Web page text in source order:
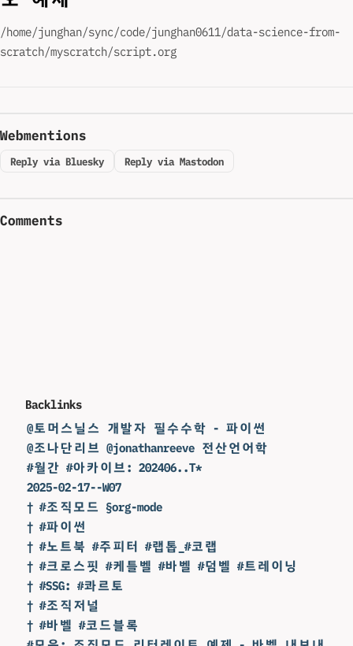
/home/junghan/sync/code/junghan0611/data-science-from-
scratch/myscratch/script.org
Webmentions
Reply via Bluesky Reply via Mastodon
Comments
Backlinks
@토머스닐스 개발자 필수수학 - 파이썬
@조나단리브 @jonathanreeve 전산언어학
#월간 #아카이브: 202406..T*
2025-02-17--W07
† #조직모드 §org-mode
† #파이썬
† #노트북 #주피터 #랩톱_#코랩
† #크로스핏 #케틀벨 #바벨 #덤벨 #트레이닝
† #SSG: #콰르토
† #조직저널
† #바벨 #코드블록